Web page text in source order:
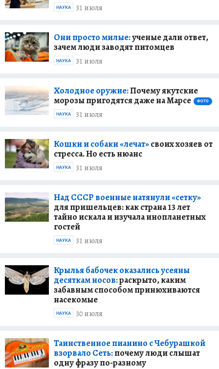
31 июля
НАУКА
Они просто милые:ученые дали ответ,
зачем люди заводят питомцев
31 июля
НАУКА
Холодное оружие:Почему якутские
морозы пригодятся даже на Марсе
ФОТО
31 июля
НАУКА
Кошки и собаки «лечат»своих хозяев от
стресса. Но есть нюанс
31 июля
НАУКА
Над СССР военные натянули «сетку»
для пришельцев: как страна 13 лет
тайно искала и изучала инопланетных
гостей
31 июля
НАУКА
Крылья бабочек оказались усеяны
десяткам носов:раскрыто, каким
забавным способом принюхиваются
насекомые
30 июля
НАУКА
Таинственное пианино с Чебурашкой
взорвало Сеть:почему люди слышат
одну фразу по-разному